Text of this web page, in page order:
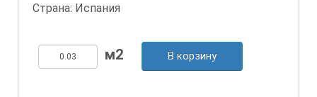
Страна: Испания
В корзину